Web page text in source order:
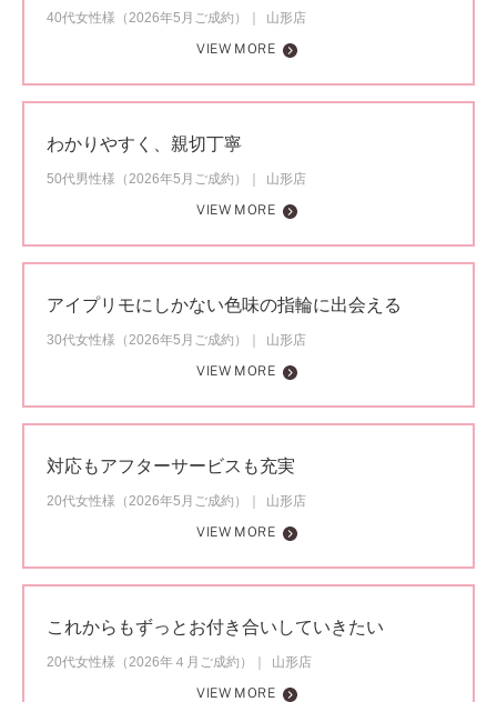
40代女性様（2026年5月ご成約）
山形店
VIEW MORE
わかりやすく、親切丁寧
50代男性様（2026年5月ご成約）
山形店
VIEW MORE
アイプリモにしかない色味の指輪に出会える
30代女性様（2026年5月ご成約）
山形店
VIEW MORE
対応もアフターサービスも充実
20代女性様（2026年5月ご成約）
山形店
VIEW MORE
これからもずっとお付き合いしていきたい
20代女性様（2026年４月ご成約）
山形店
VIEW MORE